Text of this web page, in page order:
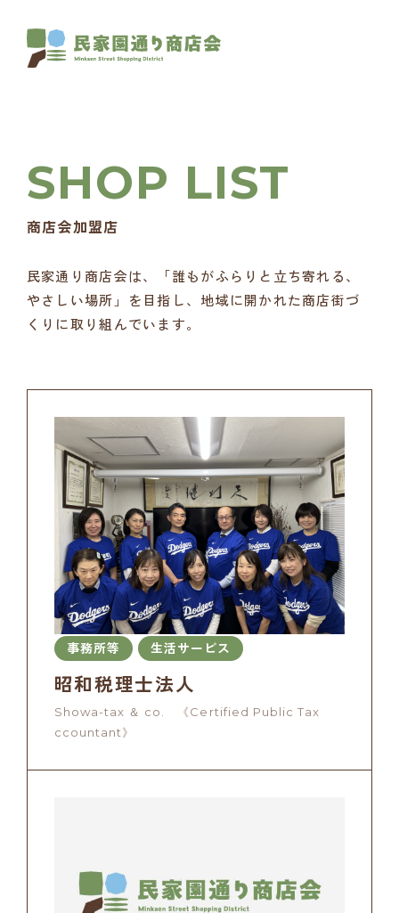
商店会加盟店
民家通り商店会は、「誰もがふらりと立ち寄れる、
やさしい場所」を目指し、地域に開かれた商店街づ
くりに取り組んでいます。
事務所等 生活サービス
昭和税理士法人
Showa-tax ＆ co. 《Certified Public Tax
ccountant》